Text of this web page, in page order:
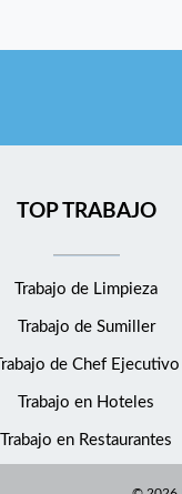
TOP TRABAJO
Trabajo de Limpieza
Trabajo de Sumiller
Trabajo de Chef Ejecutivo
Trabajo en Hoteles
Trabajo en Restaurantes